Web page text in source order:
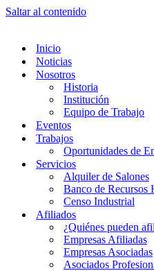
Saltar al contenido
Inicio
Noticias
Nosotros
Historia
Institución
Equipo de Trabajo
Eventos
Trabajos
Oportunidades de
Servicios
Alquiler de Salones
Banco de Recursos
Censo Industrial
Afiliados
¿Quiénes pueden
Empresas Afiliadas
Empresas Asociadas
Asociados